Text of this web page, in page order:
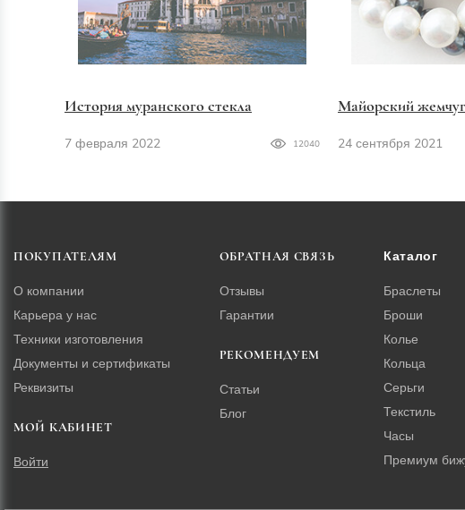
История муранского стекла
7 февраля 2022 12040
Майорский жемчуг
24 сентября 2021
ПОКУПАТЕЛЯМ
О компании
Карьера у нас
Техники изготовления
Документы и сертификаты
Реквизиты
МОЙ КАБИНЕТ
Войти
ОБРАТНАЯ СВЯЗЬ
Отзывы
Гарантии
РЕКОМЕНДУЕМ
Статьи
Блог
Каталог
Браслеты
Броши
Колье
Кольца
Серьги
Текстиль
Часы
Премиум